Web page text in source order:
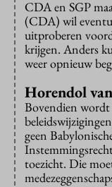
CDA en SGP
(CDA) wil
uitproberen
krijgen. Anders
weer opnieuw
Horendol
Bovendien
geen
toezicht. Die